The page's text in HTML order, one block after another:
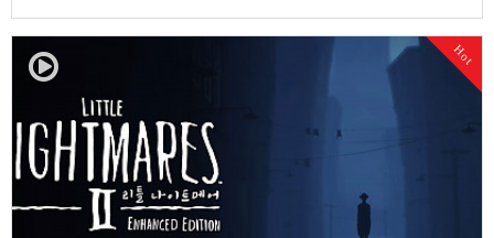
작인 이풋볼 킥오프(eFootball™ Kick-Off!)가 6월 4일(목)부터 판매된다고
발표했…
Hot